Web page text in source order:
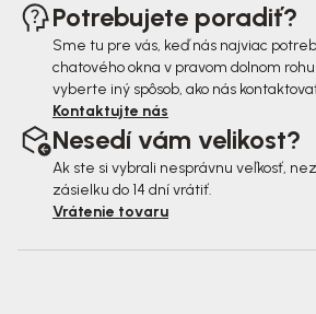
Potrebujete poradiť?
Sme tu pre vás, keď nás najviac
chatového okna v pravom dolnom
vyberte iný spôsob, ako nás
Kontaktujte nás
Nesedí vám velikost?
Ak ste si vybrali nesprávnu veľkosť,
zásielku do 14 dní vrátiť.
Vrátenie tovaru